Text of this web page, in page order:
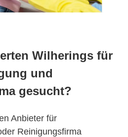
Wilherings für
und
gesucht?
Anbieter für
Reinigungsfirma